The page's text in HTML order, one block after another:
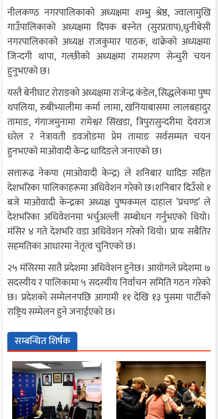
नीलकण्ठ नगरपालिकाको अध्यक्षमा शम्भु श्रेष्ठ, ज्वालामुखि
गाउँपालिकाको अध्यक्षमा दिपक बस्नेत (सुरप्रताप),धुनीबेसी
नगरपालिकाको अध्यक्ष राजकुमार पाठक, थाक्रेको अध्यक्षमा
जिन्दगी थापा, गल्छीको अध्यक्षमा रामशरण सेन्चुरी चयन
हुनुभएको छ।
यस्तै बेनीघाट रोराङको अध्यक्षमा राजेन्द्र कंडेल, सिद्धलेकमा पुष्प
थपलिया, रुबीभ्यालीमा कर्मा लामा, खनियाबासमा लालबहादुर
तामाङ, गंगाजमुनामा रामेश्वर सिंखडा, त्रिपुरासुन्दरीमा देवराज
धरेल र नेत्रावती डवजोङमा प्रेम तामाङ सर्वसम्मत चयन
हुनभएको माओवादी केन्द्र धादिङले जनाएको छ।
सत्तारूढ नेकपा (माओवादी केन्द्र) ले शनिबार धादिङ सहित
देशभरिका पालिकाहरूमा अधिवेशन गरेको छ।शनिबार दिउँसो १
बजे माओवादी केन्द्रका अध्यक्ष पुष्पकमल दाहाल ’प्रचण्ड’ ले
देशभरिका अधिवेशनमा भर्चुअल्ली सम्बोधन गर्नुभएको थियो।
मंसिर ४ गते देशभरि वडा अधिवेशन गरेको थियो। प्रायः सबैतिर
सहमतिका आधारमा नेतृत्व चुनिएको छ।
२५ मंसिरमा सातै प्रदेशमा अधिवेशन हुनेछ। आयोगले प्रदेशमा ७
सदस्यीय र पालिकामा ५ सदस्यीय निर्वाचन समिति गठन गरेको
छ। प्रदेशको सम्मेलनपछि आगामी ११ देखि १३ पुसमा पार्टीको
राष्ट्रिय सम्मेलन हुने जनाईएको छ।
सम्बन्धित शिर्षक